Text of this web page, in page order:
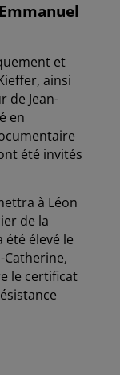
et
ainsi
de Jean-
en
été invités
à Léon
de la
été élevé le
Catherine,
le certificat